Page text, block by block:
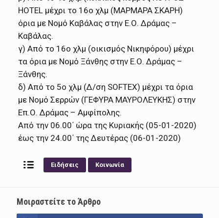
ΗΟΤΕL μέχρι το 16ο χλμ (ΜΑΡΜΑΡΑ ΣΚΑΡΗ)
όρια με Νομό Καβάλας στην Ε.Ο. Δράμας –
Καβάλας.
γ) Από το 16ο χλμ (οικισμός Νικηφόρου) μέχρι
τα όρια με Νομό Ξάνθης στην Ε.Ο. Δράμας –
Ξάνθης.
δ) Από το 5ο χλμ (Δ/ση SOFTEX) μέχρι τα όρια
με Νομό Σερρών (ΓΕΦΥΡΑ ΜΑΥΡΟΛΕΥΚΗΣ) στην
Επ.Ο. Δράμας – Αμφίπολης.
Από την 06.00΄ ώρα της Κυριακής (05-01-2020)
έως την 24.00΄ της Δευτέρας (06-01-2020)
Ειδήσεις Κοινωνία
Μοιραστείτε το Άρθρο